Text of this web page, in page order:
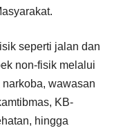
seperti jalan dan
non-fisik melalui
wawasan
KB-
hingga